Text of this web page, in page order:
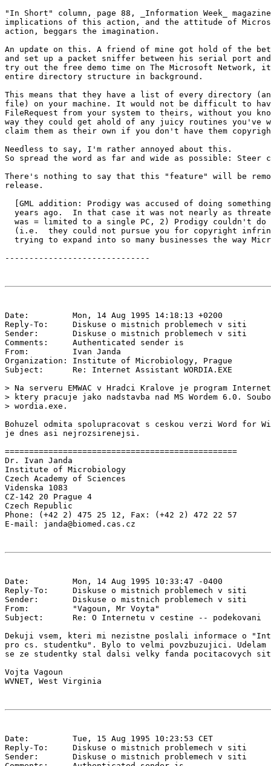
"In Short" column, page 88, _Information Week_
implications of this action, and the attitude of
action, beggars the imagination.
An update on this. A friend of mine got hold of the
and set up a packet sniffer between his serial port and
try out the free demo time on The Microsoft Network,
entire directory structure in background.
This means that they have a list of every directory
file) on your machine. It would not be difficult to
FileRequest from your system to theirs, without you
way they could get ahold of any juicy routines you've
claim them as their own if you don't have them
Needless to say, I'm rather annoyed about this.
So spread the word as far and wide as possible: Steer
There's nothing to say that this "feature" will be
release.
[GML addition: Prodigy was accused of doing
years ago.  In that case it was not nearly as
was = limited to a single PC, 2) Prodigy couldn't do
(i.e.  they could not pursue you for copyright
trying to expand into so many businesses the way
Date:         Mon, 14 Aug 1995 14:18:13 +0200
Reply-To:     Diskuse o mistnich problemech v siti
Sender:       Diskuse o mistnich problemech v siti
Comments:     Authenticated sender is
From:         Ivan Janda
Organization: Institute of Microbiology, Prague
Subject:      Re: Internet Assistant WORDIA.EXE
> Na serveru EMWAC v Hradci Kralove je program
> ktery pracuje jako nadstavba nad MS Wordem 6.0.
> wordia.exe.
Bohuzel odmita spolupracovat s ceskou verzi Word for
je dnes asi nejrozsirenejsi.
================================================
Dr. Ivan Janda
Institute of Microbiology
Czech Academy of Sciences
Videnska 1083
CZ-142 20 Prague 4
Czech Republic
Phone: (+42 2) 475 25 12, Fax: (+42 2) 472 22 57
Date:         Mon, 14 Aug 1995 10:33:47 -0400
Reply-To:     Diskuse o mistnich problemech v siti
Sender:       Diskuse o mistnich problemech v siti
From:         "Vagoun, Mr Voyta"
Subject:      Re: O Internetu v cestine -- podekovani
Dekuji vsem, kteri mi nezistne poslali informace o
pro cs. studentku". Bylo to velmi povzbuzujici.
se ze studentky stal dalsi velky fanda pocitacovych
Vojta Vagoun
Date:         Tue, 15 Aug 1995 10:23:53 CET
Reply-To:     Diskuse o mistnich problemech v siti
Sender:       Diskuse o mistnich problemech v siti